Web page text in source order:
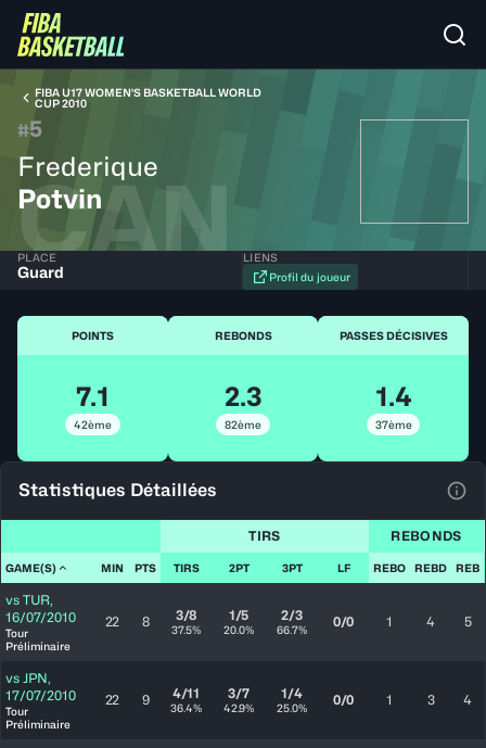
FIBA U17 WOMEN'S BASKETBALL WORLD
CUP 2010
#5
Frederique
Potvin
CAN
PLACE
Guard
LIENS
Profil du joueur
POINTS
7.1
42ème
REBONDS
2.3
82ème
PASSES DÉCISIVES
1.4
37ème
Statistiques Détaillées
TIRS REBONDS
GAME(S) MIN PTS TIRS 2PT 3PT LF REBO REBD REB
vs TUR,
16/07/2010
Tour
Préliminaire
22 8 3/8
37.5%
1/5
20.0%
2/3
66.7% 0/0 1 4 5
vs JPN,
17/07/2010
Tour
Préliminaire
22 9 4/11
36.4%
3/7
42.9%
1/4
25.0% 0/0 1 3 4